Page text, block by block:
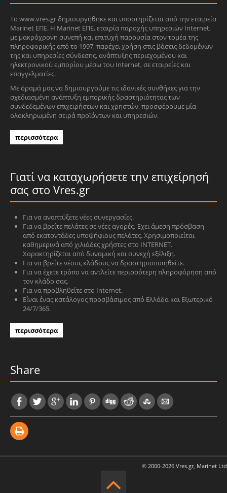
Το www.vres.gr δημιουργήθηκε και υποστηρίζεται από την εταιρεία
Marinet ΕΠΕ. Η Marinet ΕΠΕ, εταιρία παροχής υπηρεσιών Internet,
με μακρόχρονη συνεπή και επιτυχή παρουσία στον τομέα της
πληροφορικής από το 1997, παρέχει χρήση στις βάσεις δεδομένων
της και υπηρεσίες σύνδεσης, ανάπτυξης περιεχομένου και
ηλεκτρονικού εμπορίου μέσω του Internet, σε εταιρείες και
επαγγελματίες.
Με όραμά μας να δημιουργούμε τις ιδανικές συνθήκες για την
σχεδιασμένη ανάπτυξη εμπορικής δραστηριότητας των
συνδεδεμένων επιχειρήσεων και χρηστών, προσφέρουμε μία
ολοκληρωμένη σειρά προϊόντων και υπηρεσιών.
περισσότερα
Γιατί να καταχωρήσετε την επιχείρησή
σας στο Vres.gr
Για να αναπτύξετε νέες συνεργασίες.
Για να βρείτε πελάτες σε νέες αγορές. Έχει άμεση πρόσβαση
από εκατοντάδες υποψήφιους πελάτες. Χρησιμοποιείται
καθημερινά από χιλιάδες χρήστες στο INTERNET.
Χαρακτηρίζεται από δυναμική και συνεχή εξέλιξη.
Για να βρείτε νέους κλάδους να δραστηριοποιηθείτε.
Για να έχετε τρόπο να αντλείτε περισσότερη πληροφόρηση από
τον κλάδο σας.
Για να προβληθείτε στο Internet.
Είναι ένας κατάλογος προσβάσιμος από Ελλάδα και Εξωτερικό
24/7/365.
περισσότερα
Share
© 2000-2026 Vres.gr, Marinet Ltd